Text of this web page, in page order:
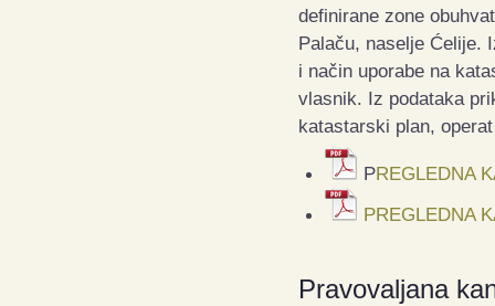
definirane zone
Palaču, naselje Ćelije.
i način uporabe na
vlasnik. Iz podataka
katastarski plan,
PREGLEDNA
PREGLEDNA
Pravovaljana